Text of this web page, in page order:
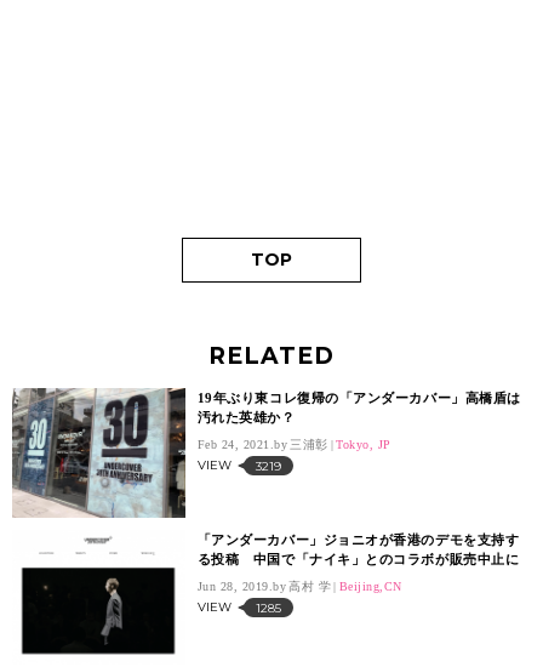
TOP
RELATED
19年ぶり東コレ復帰の「アンダーカバー」高橋盾は
汚れた英雄か？
Feb 24, 2021. 三浦彰 Tokyo, JP
VIEW 3219
「アンダーカバー」ジョニオが香港のデモを支持す
る投稿 中国で「ナイキ」とのコラボが販売中止に
Jun 28, 2019. 高村 学 Beijing,CN
VIEW 1285